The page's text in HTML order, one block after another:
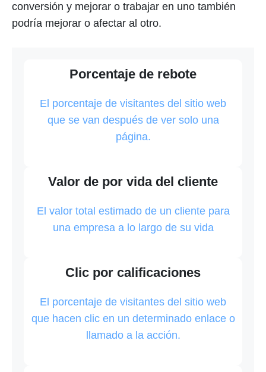
conversión y mejorar o trabajar en uno también
podría mejorar o afectar al otro.
Porcentaje de rebote
El porcentaje de visitantes del sitio web
que se van después de ver solo una
página.
Valor de por vida del cliente
El valor total estimado de un cliente para
una empresa a lo largo de su vida
Clic por calificaciones
El porcentaje de visitantes del sitio web
que hacen clic en un determinado enlace o
llamado a la acción.